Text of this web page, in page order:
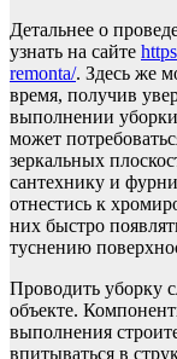
Детальнее о
узнать на сайте
remonta/. Здесь же
время, получив
выполнении
может
зеркальных
сантехнику и
отнестись к
них быстро
туснению
Проводить уборку
объекте.
выполнения
впитываться в